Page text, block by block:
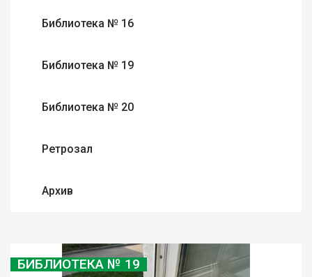
Библиотека № 16
Библиотека № 19
Библиотека № 20
Ретрозал
Архив
БИБЛИОТЕКА № 19